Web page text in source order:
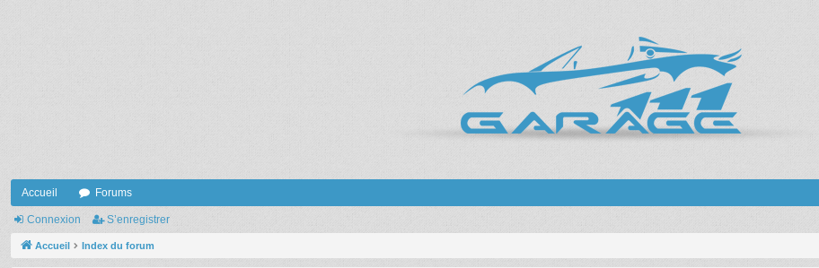
Accueil Forums
Connexion S’enregistrer
Accueil Index du forum